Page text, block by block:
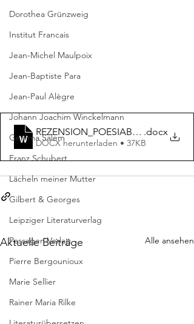
Dorothea Grünzweig
Institut Francais
Jean-Michel Maulpoix
Jean-Baptiste Para
Jean-Paul Alègre
Johann Joachim Winckelmann
Gemma Salem
Franz Schubert
Lächeln meiner Mutter
Gilbert & Georges
Leipziger Literaturverlag
Passagen Verlag
Pierre Bergounioux
Marie Sellier
Rainer Maria Rilke
REZENSION_POESIABO_deutsch
.docx
DOCX herunterladen • 37KB
Aktuelle Beiträge Alle ansehen